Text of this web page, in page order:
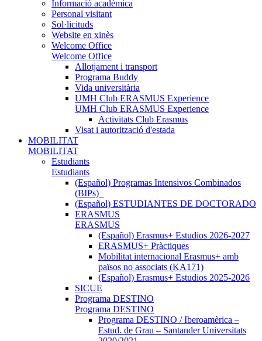
Informació acadèmica
Personal visitant
Sol·licituds
Website en xinès
Welcome Office
Welcome Office
Allotjament i transport
Programa Buddy
Vida universitària
UMH Club ERASMUS Experience
UMH Club ERASMUS Experience
Activitats Club Erasmus
Visat i autorització d'estada
MOBILITAT
MOBILITAT
Estudiants
Estudiants
(Español) Programas Intensivos Combinados
(BIPs)_
(Español) ESTUDIANTES DE DOCTORADO
ERASMUS
ERASMUS
(Español) Erasmus+ Estudios 2026-2027
ERASMUS+ Pràctiques
Mobilitat internacional Erasmus+ amb
països no associats (KA171)
(Español) Erasmus+ Estudios 2025-2026
SICUE
Programa DESTINO
Programa DESTINO
Programa DESTINO / Iberoamèrica –
Estud. de Grau – Santander Universitats